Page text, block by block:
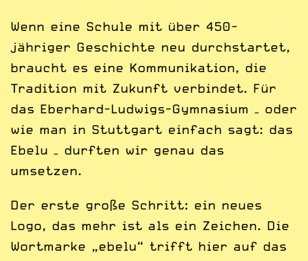
Wenn eine Schule mit über 450-
jähriger Geschichte neu durchstartet,
braucht es eine Kommuni­kation, die
Tradition mit Zukunft verbindet. Für
das Eberhard-Ludwigs-Gymnasium – oder
wie man in Stuttgart einfach sagt: das
Ebelu – durften wir genau das
umsetzen.
Der erste große Schritt: ein neues
Logo, das mehr ist als ein Zeichen. Die
Wort­marke „ebelu“ trifft hier auf das